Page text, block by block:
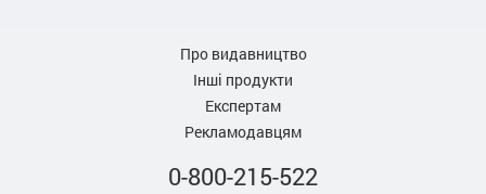
Про видавництво
Інші продукти
Експертам
Рекламодавцям
0-800-215-522